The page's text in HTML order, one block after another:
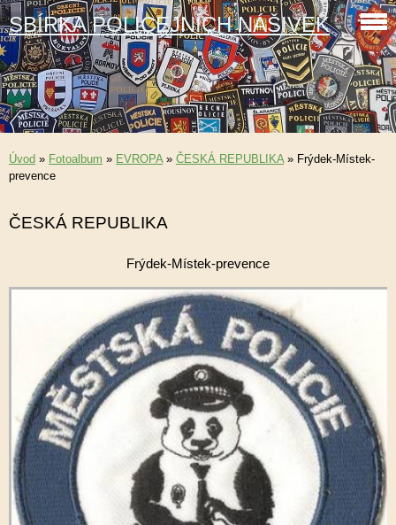
SBÍRKA POLICEJNÍCH NÁŠIVEK
Úvod » Fotoalbum » EVROPA» ČESKÁ REPUBLIKA» Frýdek-Místek-
prevence
ČESKÁ REPUBLIKA
Frýdek-Místek-prevence